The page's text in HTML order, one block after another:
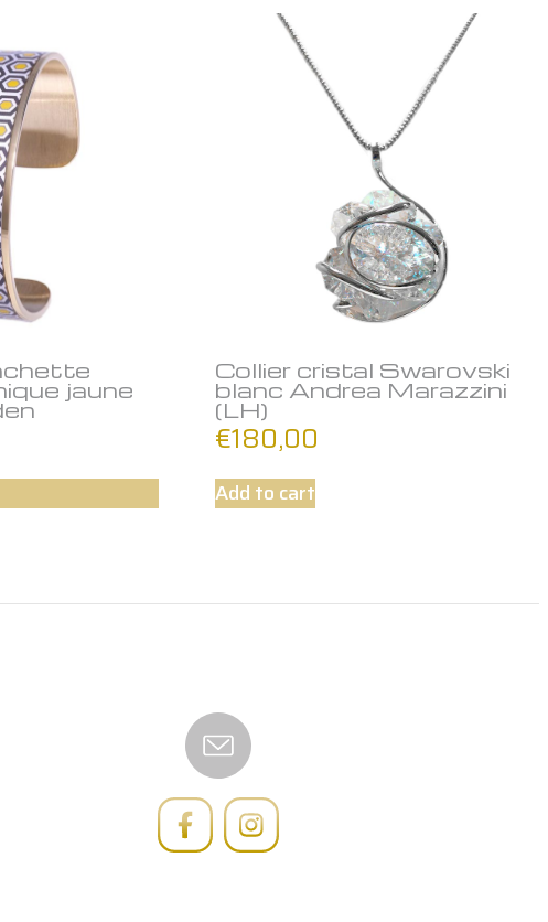
jaune
Collier cristal Swarovski
blanc Andrea Marazzini
(LH)
€180,00
Add to cart